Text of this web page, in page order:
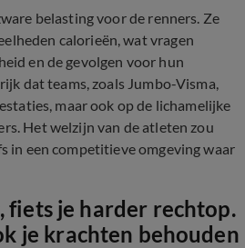
belasting voor de renners. Ze
calorieën, wat vragen
en de gevolgen voor hun
dat teams, zoals Jumbo-Visma,
maar ook op de lichamelijke
Het welzijn van de atleten zou
in een competitieve omgeving waar
fiets je harder rechtop.
je krachten behouden